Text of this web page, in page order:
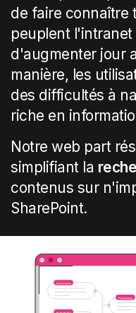
de faire connaître
peuplent
d'augmenter jour
manière, les
des difficultés à
riche en
Notre web part
simplifiant la
contenus sur
SharePoint.